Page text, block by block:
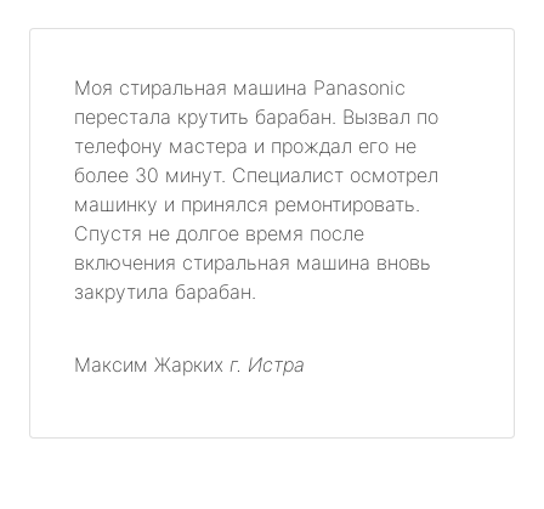
Моя стиральная машина Panasonic
перестала крутить барабан. Вызвал по
телефону мастера и прождал его не
более 30 минут. Специалист осмотрел
машинку и принялся ремонтировать.
Спустя не долгое время после
включения стиральная машина вновь
закрутила барабан.
Максим Жарких г. Истра